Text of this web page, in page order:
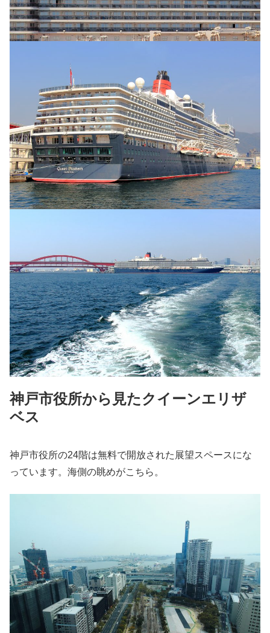
神戸市役所から見たクイーンエリザ
ベス
神戸市役所の24階は無料で開放された展望スペースにな
っています。海側の眺めがこちら。